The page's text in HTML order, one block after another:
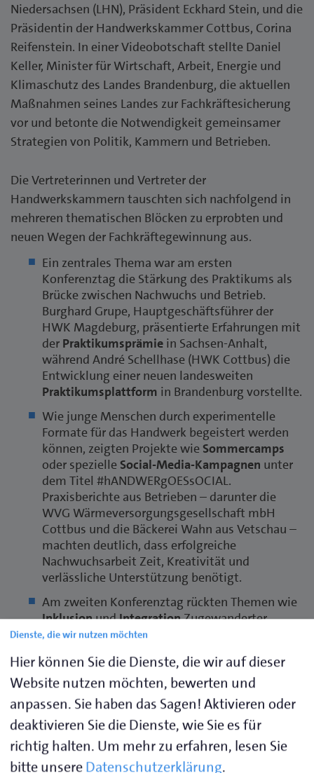
Niedersachsen (LHN), Präsident Eckhard Stein, und die
Präsidentin der Handwerkskammer Cottbus, Corina
Reifenstein. In einer Videobotschaft stellte Daniel
Keller, Minister für Wirtschaft, Arbeit, Energie und
Klimaschutz des Landes Brandenburg, die aktuellen
Maßnahmen seines Landes zur Fachkräftesicherung
vor und betonte die Notwendigkeit gemeinsamer
Strategien von Politik, Kammern und Betrieben.
Die Vertreterinnen und Vertreter der
Handwerkskammern tauschten sich nachfolgend in
mehreren thematischen Blöcken zu erprobten und
neuen Wegen der Fachkräftegewinnung aus.
Ein zentrales Thema war am ersten
Konferenztag die Stärkung des Praktikums als
Brücke zwischen Nachwuchs und Betrieb.
Burghard Grupe, Hauptgeschäftsführer der
HWK Magdeburg, präsentierte Erfahrungen mit
der Praktikumsprämie in Sachsen-Anhalt,
während André Schellhase (HWK Cottbus) die
Entwicklung einer neuen landesweiten
Praktikumsplattform in Brandenburg vorstellte.
Wie junge Menschen durch experimentelle
Formate für das Handwerk begeistert werden
können, zeigten Projekte wie Sommercamps
oder spezielle Social-Media-Kampagnen unter
dem Titel #hANDWERgOESsOCIAL.
Praxisberichte aus Betrieben – darunter die
WVG Wärmeversorgungsgesellschaft mbH
Cottbus und die Bäckerei Wahn aus Vetschau –
machten deutlich, dass erfolg­reiche
Nachwuchsarbeit Zeit, Kreativität und
verlässliche Unterstützung benötigt.
Am zweiten Konferenztag rückten Themen wie
InklusionundIntegrationZugewanderter
stärker in den Mittelpunkt. Christian Jakobitz
präsentierten erfolgreiche Beispiele inklusiver
Ausbildungsstrukturen, während Ina-Maria
Heidmann (HWK Hildesheim-
Südniedersachsen) das niedersächsische Projekt
IFHa als Modell für gelingende Integration
vorstellte.
Dienste, die wir nutzen möchten
Hier können Sie die Dienste, die wir auf dieser
Website nutzen möchten, bewerten und
anpassen. Sie haben das Sagen! Aktivieren oder
deaktivieren Sie die Dienste, wie Sie es für
richtig halten. Um mehr zu erfahren, lesen Sie
bitte unsereDatenschutzerklärung.